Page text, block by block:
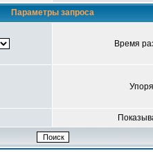
Параметры запроса
Время